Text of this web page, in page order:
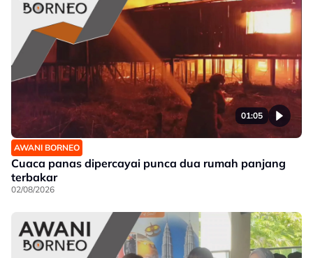
01:05
AWANI BORNEO
Cuaca panas dipercayai punca dua rumah panjang
terbakar
02/08/2026